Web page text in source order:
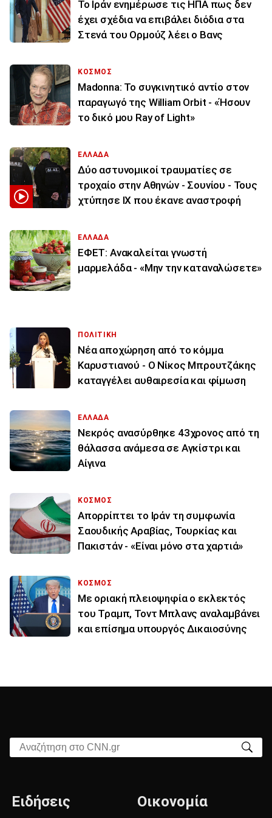
To Ιράν ενημέρωσε τις ΗΠΑ πως δεν
έχει σχέδια να επιβάλει διόδια στα
Στενά του Ορμούζ λέει ο Βανς
ΚΟΣΜΟΣ
Madonna: Το συγκινητικό αντίο στον
παραγωγό της William Orbit - «Ήσουν
το δικό μου Ray of Light»
ΕΛΛΑΔΑ
Δύο αστυνομικοί τραυματίες σε
τροχαίο στην Αθηνών - Σουνίου - Τους
χτύπησε ΙΧ που έκανε αναστροφή
ΕΛΛΑΔΑ
ΕΦΕΤ: Ανακαλείται γνωστή
μαρμελάδα - «Μην την καταναλώσετε»
ΠΟΛΙΤΙΚΗ
Νέα αποχώρηση από το κόμμα
Καρυστιανού - Ο Νίκος Μπρουτζάκης
καταγγέλει αυθαιρεσία και φίμωση
ΕΛΛΑΔΑ
Νεκρός ανασύρθηκε 43χρονος από τη
θάλασσα ανάμεσα σε Αγκίστρι και
Αίγινα
ΚΟΣΜΟΣ
Απορρίπτει το Ιράν τη συμφωνία
Σαουδικής Αραβίας, Τουρκίας και
Πακιστάν - «Είναι μόνο στα χαρτιά»
ΚΟΣΜΟΣ
Με οριακή πλειοψηφία ο εκλεκτός
του Τραμπ, Τοντ Μπλανς αναλαμβάνει
και επίσημα υπουργός Δικαιοσύνης
Αναζήτηση στο CNN.gr
Ειδήσεις Οικονομία